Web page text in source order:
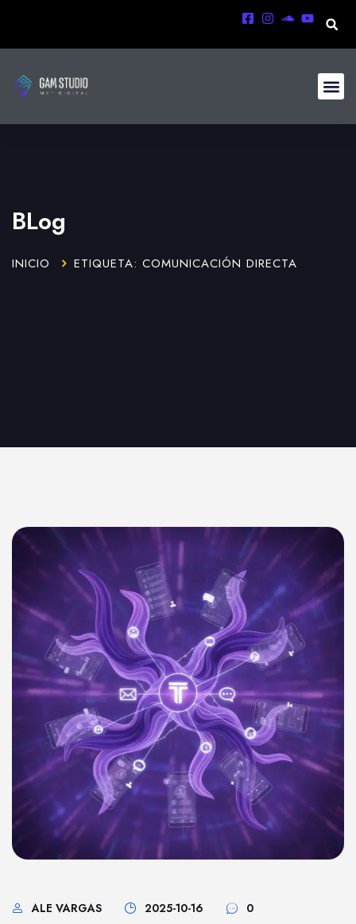
BLog
INICIO ETIQUETA: COMUNICACIÓN DIRECTA
ALE VARGAS 2025-10-16 0